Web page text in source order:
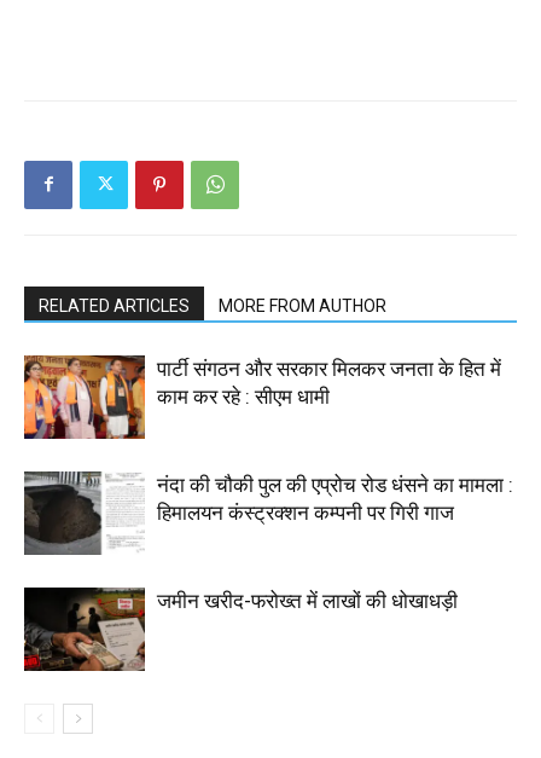
RELATED ARTICLES MORE FROM AUTHOR
पार्टी संगठन और सरकार मिलकर जनता के हित में
काम कर रहे : सीएम धामी
नंदा की चौकी पुल की एप्रोच रोड धंसने का मामला :
हिमालयन कंस्ट्रक्शन कम्पनी पर गिरी गाज
जमीन खरीद-फरोख्त में लाखों की धोखाधड़ी